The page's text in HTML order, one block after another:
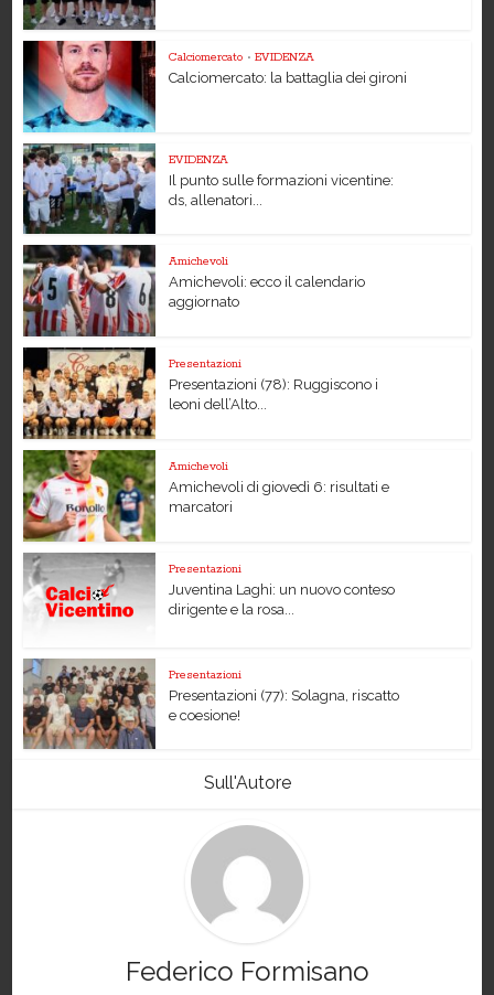
Calciomercato • EVIDENZA
Calciomercato: la battaglia dei gironi
EVIDENZA
Il punto sulle formazioni vicentine:
ds, allenatori...
Amichevoli
Amichevoli: ecco il calendario
aggiornato
Presentazioni
Presentazioni (78): Ruggiscono i
leoni dell’Alto...
Amichevoli
Amichevoli di giovedì 6: risultati e
marcatori
Presentazioni
Juventina Laghi: un nuovo conteso
dirigente e la rosa...
Presentazioni
Presentazioni (77): Solagna, riscatto
e coesione!
Sull'Autore
Federico Formisano